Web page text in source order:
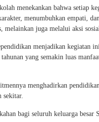
menekankan bahwa setiap
menumbuhkan empati,
juga melalui aksi
menjadikan kegiatan
yang semakin luas
menghadirkan
sekitar.
bagi seluruh keluarga